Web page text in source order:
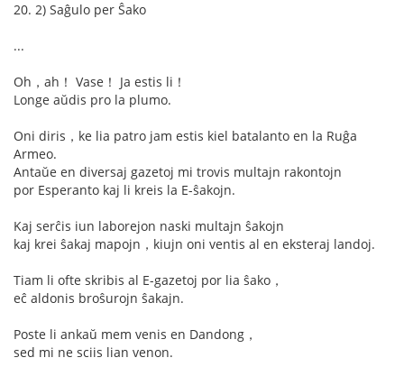
20. 2) Saĝulo per Ŝako
...
Oh，ah！ Vase！ Ja estis li！
Longe aŭdis pro la plumo.
Oni diris，ke lia patro jam estis kiel batalanto en la Ruĝa
Armeo.
Antaŭe en diversaj gazetoj mi trovis multajn rakontojn
por Esperanto kaj li kreis la E-ŝakojn.
Kaj serĉis iun laborejon naski multajn ŝakojn
kaj krei ŝakaj mapojn，kiujn oni ventis al en eksteraj landoj.
Tiam li ofte skribis al E-gazetoj por lia ŝako，
eĉ aldonis broŝurojn ŝakajn.
Poste li ankaŭ mem venis en Dandong，
sed mi ne sciis lian venon.